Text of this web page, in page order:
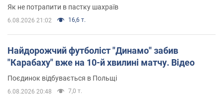
Як не потрапити в пастку шахраїв
6.08.2026 21:02 16,6 т.
Найдорожчий футболіст "Динамо" забив
"Карабаху" вже на 10-й хвилині матчу. Відео
Поєдинок відбувається в Польщі
6.08.2026 20:48 7,0 т.